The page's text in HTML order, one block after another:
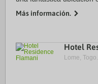
Marché. Además, este
Más información.
Hotel
Lome, Togo.